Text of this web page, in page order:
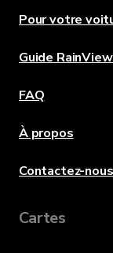
Pour votre
Guide
FAQ
À propos
Contactez-nous
Cartes